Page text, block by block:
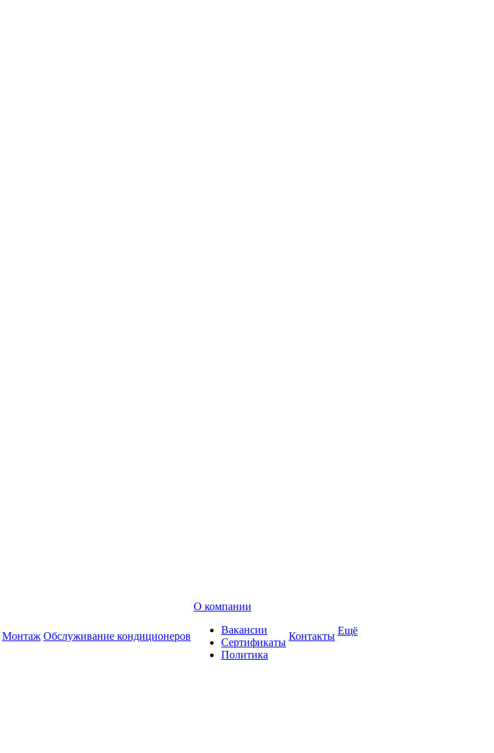
Монтаж Обслуживание кондиционеров
О компании
Вакансии
Сертификаты
Политика
Контакты Ещё